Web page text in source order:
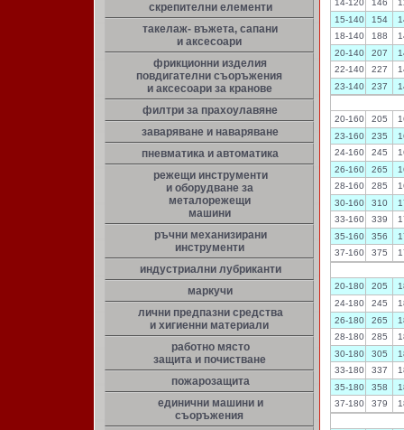
скрепителни елементи
такелаж- въжета, сапани
и аксесоари
фрикционни изделия
повдигателни съоръжения
и аксесоари за кранове
филтри за прахоулавяне
заваряване и наваряване
пневматика и автоматика
режещи инструменти
и оборудване за
металорежещи
машини
ръчни механизирани
инструменти
индустриални лубриканти
маркучи
лични предпазни средства
и хигиенни материали
работно място
защита и почистване
пожарозащита
единични машини и
съоръжения
14-120
146
15-140
154
18-140
188
20-140
207
22-140
227
23-140
237
20-160 205
23-160
235
24-160
245
26-160
265
28-160
285
30-160
310
33-160
339
35-160
356
37-160
375
20-180 205
24-180
245
26-180
265
28-180
285
30-180
305
33-180
337
35-180
358
37-180
379